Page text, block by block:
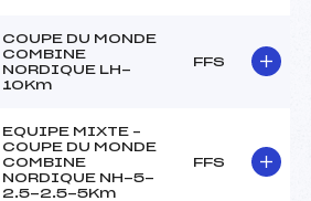
COUPE DU MONDE
COMBINE
NORDIQUE LH-
10Km
FFS
EQUIPE MIXTE –
COUPE DU MONDE
COMBINE
NORDIQUE NH-5-
2.5-2.5-5Km
FFS